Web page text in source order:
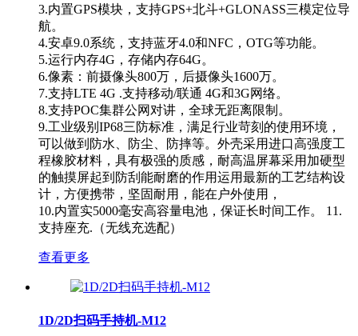
3.内置GPS模块，支持GPS+北斗+GLONASS三模定位导
航。
4.安卓9.0系统，支持蓝牙4.0和NFC，OTG等功能。
5.运行内存4G，存储内存64G。
6.像素：前摄像头800万，后摄像头1600万。
7.支持LTE 4G .支持移动/联通 4G和3G网络。
8.支持POC集群公网对讲，全球无距离限制。
9.工业级别IP68三防标准，满足行业苛刻的使用环境，
可以做到防水、防尘、防摔等。外壳采用进口高强度工
程橡胶材料，具有极强的质感，耐高温屏幕采用加硬型
的触摸屏起到防刮能耐磨的作用运用最新的工艺结构设
计，方便携带，坚固耐用，能在户外使用，
10.内置实5000毫安高容量电池，保证长时间工作。 11.
支持座充.（无线充选配）
查看更多
1D/2D扫码手持机-M12